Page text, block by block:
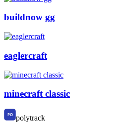
buildnow gg
eaglercraft
minecraft classic
polytrack